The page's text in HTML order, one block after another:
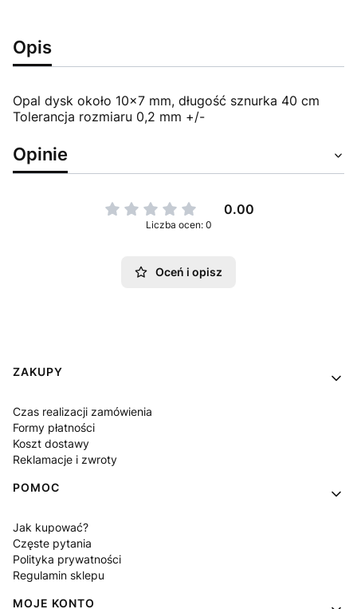
Opis
Opal dysk około 10x7 mm, długość sznurka 40 cm
Tolerancja rozmiaru 0,2 mm +/-
Opinie
0.00
Liczba ocen: 0
Oceń i opisz
Linki w stopce
ZAKUPY
Czas realizacji zamówienia
Formy płatności
Koszt dostawy
Reklamacje i zwroty
POMOC
Jak kupować?
Częste pytania
Polityka prywatności
Regulamin sklepu
MOJE KONTO